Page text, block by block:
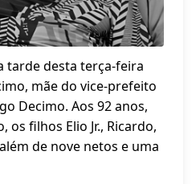
tarde desta terça-feira
mãe do vice-prefeito
Decimo. Aos 92 anos,
os filhos Elio Jr., Ricardo,
de nove netos e uma